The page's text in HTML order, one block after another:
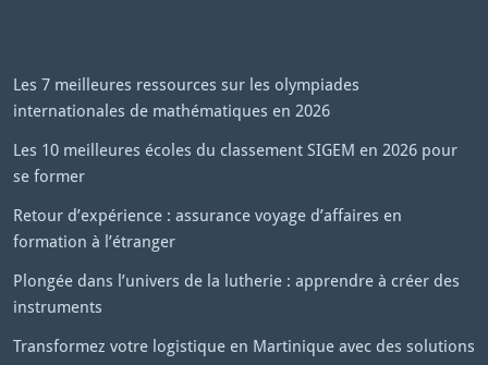
Les 7 meilleures ressources sur les olympiades
internationales de mathématiques en 2026
Les 10 meilleures écoles du classement SIGEM en 2026 pour
se former
Retour d’expérience : assurance voyage d’affaires en
formation à l’étranger
Plongée dans l’univers de la lutherie : apprendre à créer des
instruments
Transformez votre logistique en Martinique avec des solutions